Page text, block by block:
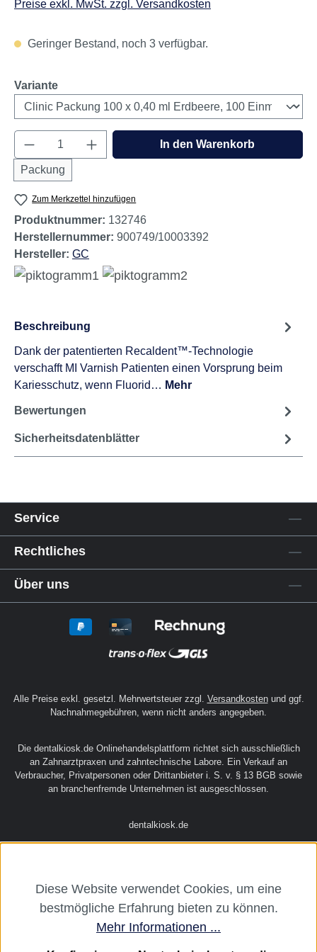
Preise exkl. MwSt. zzgl. Versandkosten
Geringer Bestand, noch 3 verfügbar.
Varianteauswählen
Produkt Anzahl: Gib den gewünschten
Packung
In den Warenkorb
Zum Merkzettel hinzufügen
Produktnummer: 132746
Herstellernummer: 900749/10003392
Hersteller: GC
Beschreibung
Dank der patentierten Recaldent™-Technologie
verschafft MI Varnish Patienten einen Vorsprung beim
Kariesschutz, wenn Fluorid… Mehr
Bewertungen
Sicherheitsdatenblätter
Service
Rechtliches
Über uns
Alle Preise exkl. gesetzl. Mehrwertsteuer zzgl. Versandkostenund ggf.
Nachnahmegebühren, wenn nicht anders angegeben.
Die dentalkiosk.de Onlinehandelsplattform richtet sich ausschließlich
an Zahnarztpraxen und zahntechnische Labore. Ein Verkauf an
Verbraucher, Privatpersonen oder Drittanbieter i. S. v. § 13 BGB sowie
an branchenfremde Unternehmen ist ausgeschlossen.
dentalkiosk.de
Diese Website verwendet Cookies, um eine
bestmögliche Erfahrung bieten zu können.
Mehr Informationen ...